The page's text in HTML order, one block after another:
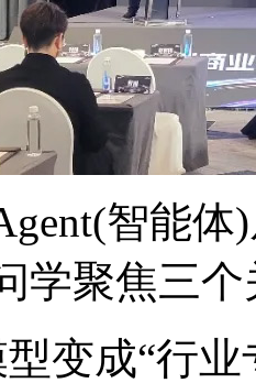
智能
学聚焦三个
模型变成“